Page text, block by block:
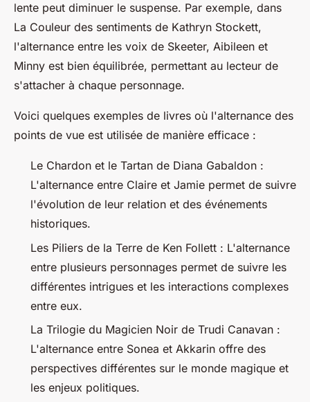
lente peut diminuer le suspense. Par exemple, dans
La Couleur des sentiments de Kathryn Stockett,
l'alternance entre les voix de Skeeter, Aibileen et
Minny est bien équilibrée, permettant au lecteur de
s'attacher à chaque personnage.
Voici quelques exemples de livres où l'alternance des
points de vue est utilisée de manière efficace :
Le Chardon et le Tartan de Diana Gabaldon :
L'alternance entre Claire et Jamie permet de suivre
l'évolution de leur relation et des événements
historiques.
Les Piliers de la Terre de Ken Follett : L'alternance
entre plusieurs personnages permet de suivre les
différentes intrigues et les interactions complexes
entre eux.
La Trilogie du Magicien Noir de Trudi Canavan :
L'alternance entre Sonea et Akkarin offre des
perspectives différentes sur le monde magique et
les enjeux politiques.